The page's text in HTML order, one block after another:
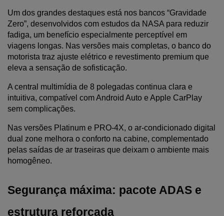
Um dos grandes destaques está nos bancos “Gravidade
Zero”, desenvolvidos com estudos da NASA para reduzir
fadiga, um benefício especialmente perceptível em
viagens longas. Nas versões mais completas, o banco do
motorista traz ajuste elétrico e revestimento premium que
eleva a sensação de sofisticação.
A central multimídia de 8 polegadas continua clara e
intuitiva, compatível com Android Auto e Apple CarPlay
sem complicações.
Nas versões Platinum e PRO-4X, o ar-condicionado digital
dual zone melhora o conforto na cabine, complementado
pelas saídas de ar traseiras que deixam o ambiente mais
homogêneo.
Segurança máxima: pacote ADAS e
estrutura reforçada